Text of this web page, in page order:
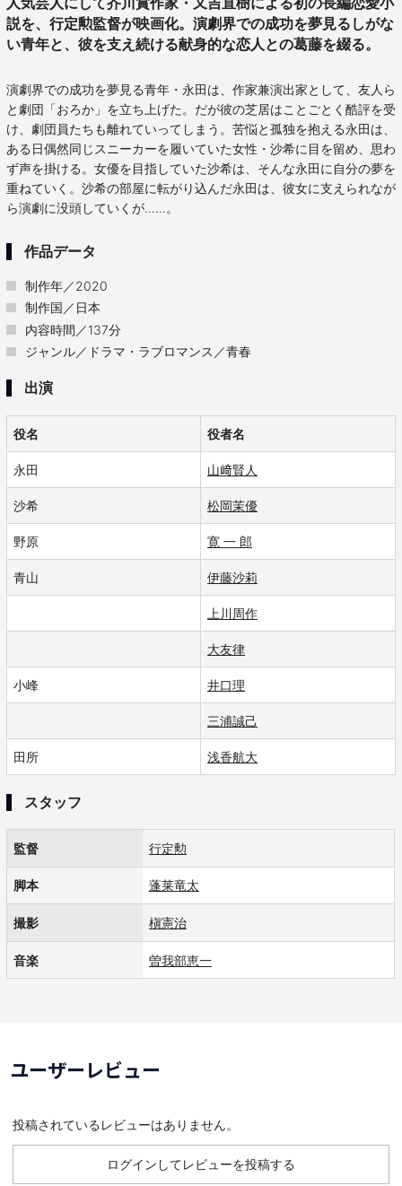
説を、行定勲監督が映画化。演劇界での成功を夢見るしがな
い青年と、彼を支え続ける献身的な恋人との葛藤を綴る。
演劇界での成功を夢見る青年・永田は、作家兼演出家として、友人ら
と劇団「おろか」を立ち上げた。だが彼の芝居はことごとく酷評を受
け、劇団員たちも離れていってしまう。苦悩と孤独を抱える永田は、
ある日偶然同じスニーカーを履いていた女性・沙希に目を留め、思わ
ず声を掛ける。女優を目指していた沙希は、そんな永田に自分の夢を
重ねていく。沙希の部屋に転がり込んだ永田は、彼女に支えられなが
ら演劇に没頭していくが……。
作品データ
制作年／2020
制作国／日本
内容時間／137分
ジャンル／ドラマ・ラブロマンス／青春
出演
役名 役者名
永田 山﨑賢人
沙希 松岡茉優
野原 寛 一 郎
青山 伊藤沙莉
上川周作
大友律
小峰 井口理
三浦誠己
田所 浅香航大
スタッフ
監督 行定勲
脚本 蓬莱竜太
撮影 槇憲治
音楽 曽我部恵一
ユーザーレビュー
投稿されているレビューはありません。
ログインしてレビューを投稿する